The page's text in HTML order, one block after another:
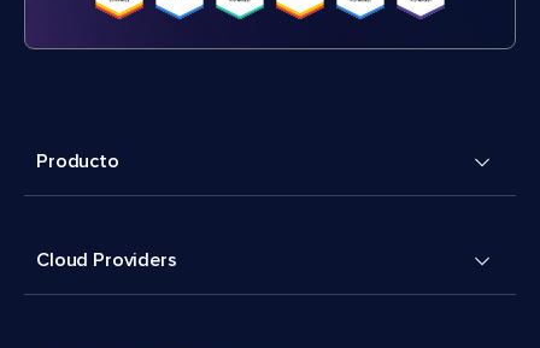
Producto
Cloud Providers